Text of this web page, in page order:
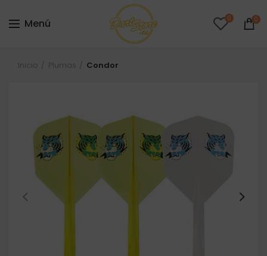
Menú 0 0
Inicio Plumas Condor